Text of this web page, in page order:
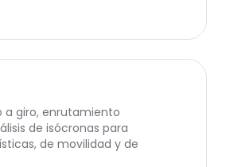
a giro, enrutamiento
de isócronas para
de movilidad y de